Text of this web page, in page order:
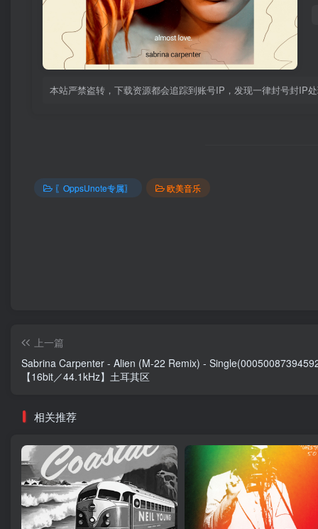
本站严禁盗转，下载资源都会追踪到账号IP，发现一律封号封IP
〖OppsUnote专属〗 欧美音乐
上一篇
Sabrina Carpenter - Alien (M-22 Remix) -
【16bit／44.1kHz】土耳其区
相关推荐